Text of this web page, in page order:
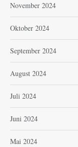
November 2024
Oktober 2024
September 2024
August 2024
Juli 2024
Juni 2024
Mai 2024